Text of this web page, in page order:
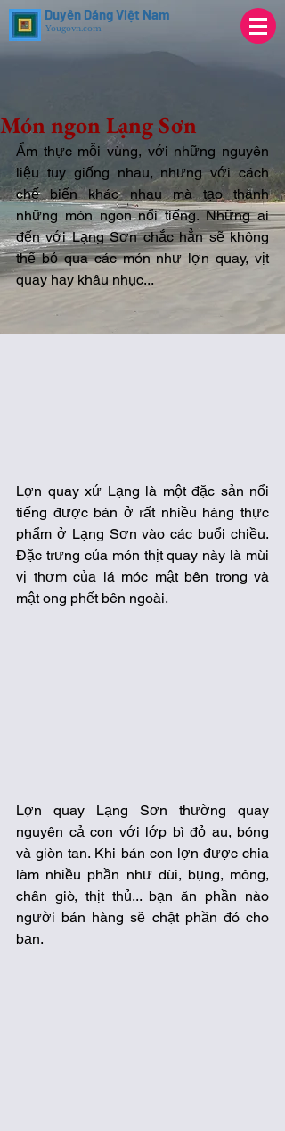
Duyên Dáng Việt Nam
Yougovn.com
Món ngon Lạng Sơn
Ẩm thực mỗi vùng, với những nguyên
liệu tuy giống nhau, nhưng với cách
chế biến khác nhau mà tạo thành
những món ngon nổi tiếng. Những ai
đến với Lạng Sơn chắc hẳn sẽ không
thể bỏ qua các món như lợn quay, vịt
quay hay khâu nhục...
Lợn quay xứ Lạng là một đặc sản nổi
tiếng được bán ở rất nhiều hàng thực
phẩm ở Lạng Sơn vào các buổi chiều.
Đặc trưng của món thịt quay này là mùi
vị thơm của lá móc mật bên trong và
mật ong phết bên ngoài.
Lợn quay Lạng Sơn thường quay
nguyên cả con với lớp bì đỏ au, bóng
và giòn tan. Khi bán con lợn được chia
làm nhiều phần như đùi, bụng, mông,
chân giò, thịt thủ... bạn ăn phần nào
người bán hàng sẽ chặt phần đó cho
bạn.